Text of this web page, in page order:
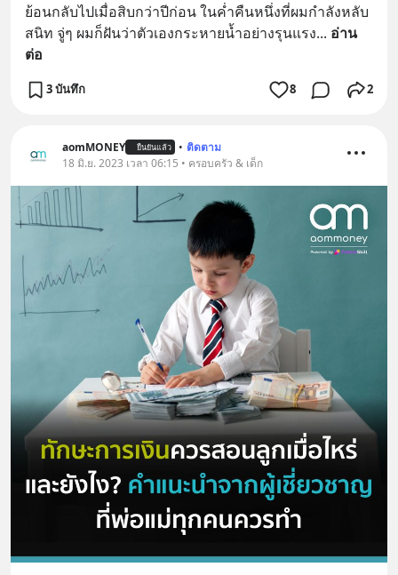
ย้อนกลับไปเมื่อสิบกว่าปีก่อน ในค่ำคืนหนึ่งที่ผมกำลังหลับ
สนิท จู่ๆ ผมก็ฝันว่าตัวเองกระหายน้ำอย่างรุนแรง... อ่าน
ต่อ
3 บันทึก 8 2
aomMONEY ยืนยันแล้ว • ติดตาม
18 มิ.ย. 2023 เวลา 06:15 • ครอบครัว & เด็ก